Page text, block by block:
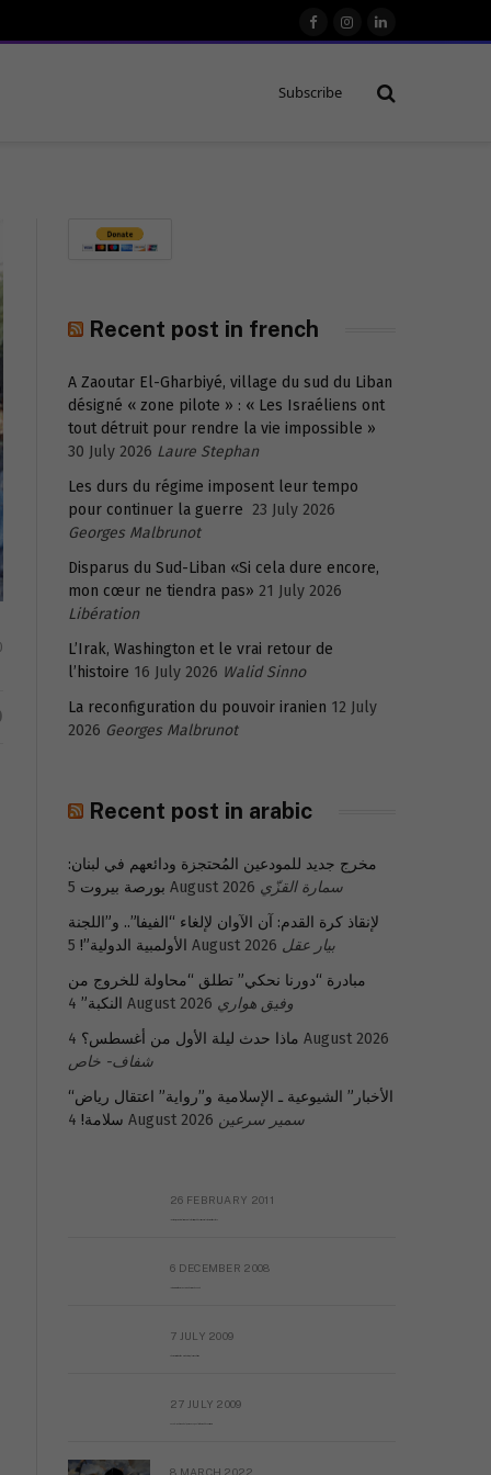
FacebookInstagram
LinkedIn
Subscribe
Recent post in french
A Zaoutar El-Gharbiyé, village du sud du Liban
désigné « zone pilote » : « Les Israéliens ont
tout détruit pour rendre la vie impossible »
30 July 2026 Laure Stephan
Les durs du régime imposent leur tempo
pour continuer la guerre 23 July 2026
Georges Malbrunot
Disparus du Sud-Liban «Si cela dure encore,
mon cœur ne tiendra pas» 21 July 2026
Libération
L’Irak, Washington et le vrai retour de
l’histoire 16 July 2026 Walid Sinno
La reconfiguration du pouvoir iranien 12 July
2026 Georges Malbrunot
Recent post in arabic
مخرج جديد للمودعين المُحتجزة ودائعهم في لبنان:
بورصة بيروت 5 August 2026 سمارة القزّي
لإنقاذ كرة القدم: آن الآوان لإلغاء “الفيفا”.. و”اللجنة
الأولمبية الدولية”! 5 August 2026 بيار عقل
مبادرة “دورنا نحكي” تطلق “محاولة للخروج من
النكبة” 4 August 2026 وفيق هواري
ماذا حدث ليلة الأول من أغسطس؟ 4 August 2026
شفاف- خاص
“الأخبار” الشيوعية ـ الإسلامية و”رواية” اعتقال رياض
سلامة! 4 August 2026 سمير سرعين
26 FEBRUARY 2011
6 DECEMBER 2008
7 JULY 2009
27 JULY 2009
8 MARCH 2022